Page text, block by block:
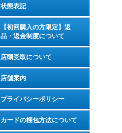
状態表記
【初回購入の方限定】返
品・返金制度について
店頭受取について
店舗案内
プライバシーポリシー
カードの梱包方法について